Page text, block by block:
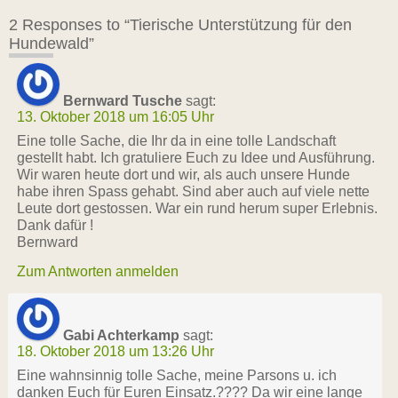
2 Responses to “Tierische Unterstützung für den
Hundewald”
Bernward Tusche sagt:
13. Oktober 2018 um 16:05 Uhr
Eine tolle Sache, die Ihr da in eine tolle Landschaft
gestellt habt. Ich gratuliere Euch zu Idee und Ausführung.
Wir waren heute dort und wir, als auch unsere Hunde
habe ihren Spass gehabt. Sind aber auch auf viele nette
Leute dort gestossen. War ein rund herum super Erlebnis.
Dank dafür !
Bernward
Zum Antworten anmelden
Gabi Achterkamp sagt:
18. Oktober 2018 um 13:26 Uhr
Eine wahnsinnig tolle Sache, meine Parsons u. ich
danken Euch für Euren Einsatz.???? Da wir eine lange